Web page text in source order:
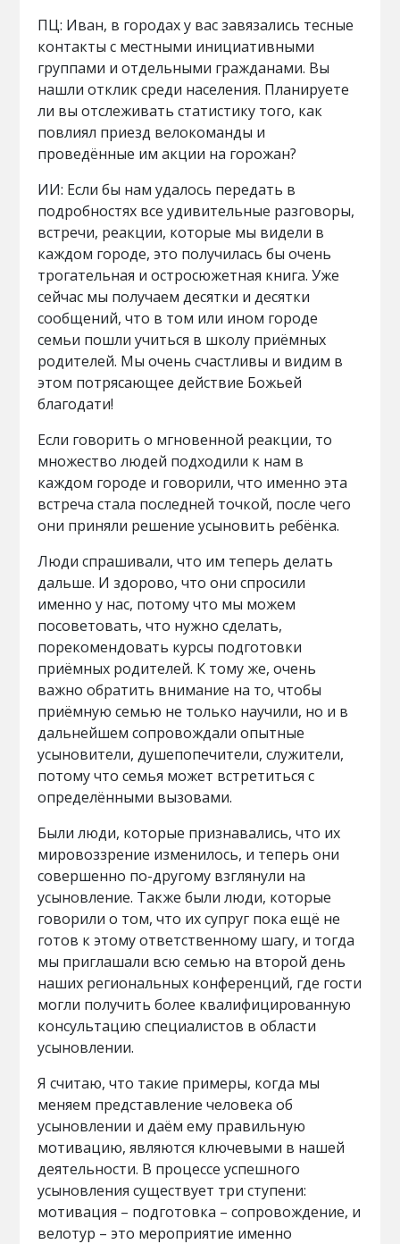
ПЦ: Иван, в городах у вас завязались тесные
контакты с местными инициативными
группами и отдельными гражданами. Вы
нашли отклик среди населения. Планируете
ли вы отслеживать статистику того, как
повлиял приезд велокоманды и
проведённые им акции на горожан?
ИИ: Если бы нам удалось передать в
подробностях все удивительные разговоры,
встречи, реакции, которые мы видели в
каждом городе, это получилась бы очень
трогательная и остросюжетная книга. Уже
сейчас мы получаем десятки и десятки
сообщений, что в том или ином городе
семьи пошли учиться в школу приёмных
родителей. Мы очень счастливы и видим в
этом потрясающее действие Божьей
благодати!
Если говорить о мгновенной реакции, то
множество людей подходили к нам в
каждом городе и говорили, что именно эта
встреча стала последней точкой, после чего
они приняли решение усыновить ребёнка.
Люди спрашивали, что им теперь делать
дальше. И здорово, что они спросили
именно у нас, потому что мы можем
посоветовать, что нужно сделать,
порекомендовать курсы подготовки
приёмных родителей. К тому же, очень
важно обратить внимание на то, чтобы
приёмную семью не только научили, но и в
дальнейшем сопровождали опытные
усыновители, душепопечители, служители,
потому что семья может встретиться с
определёнными вызовами.
Были люди, которые признавались, что их
мировоззрение изменилось, и теперь они
совершенно по-другому взглянули на
усыновление. Также были люди, которые
говорили о том, что их супруг пока ещё не
готов к этому ответственному шагу, и тогда
мы приглашали всю семью на второй день
наших региональных конференций, где гости
могли получить более квалифицированную
консультацию специалистов в области
усыновлении.
Я считаю, что такие примеры, когда мы
меняем представление человека об
усыновлении и даём ему правильную
мотивацию, являются ключевыми в нашей
деятельности. В процессе успешного
усыновления существует три ступени:
мотивация – подготовка – сопровождение, и
велотур – это мероприятие именно